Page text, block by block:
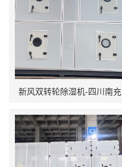
新风双转轮除湿机-四川南充